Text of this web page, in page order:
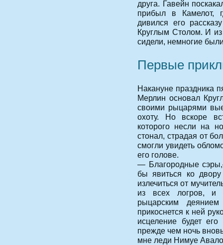
друга. Гавейн
прибыл в Камелот,
дивился его
Круглым Столом. И из
сидели, немногие
Первые
Накануне праздника
Мерлин основал
своими рыцарями
охоту. Но вскоре
которого несли на
стонал, страдая от
смогли увидеть
его голове.
— Благородные
бы явиться ко
излечиться от
из всех логров, и
рыцарским
прикоснется к ней
исцеление будет
прежде чем ночь
мне леди Нимуе